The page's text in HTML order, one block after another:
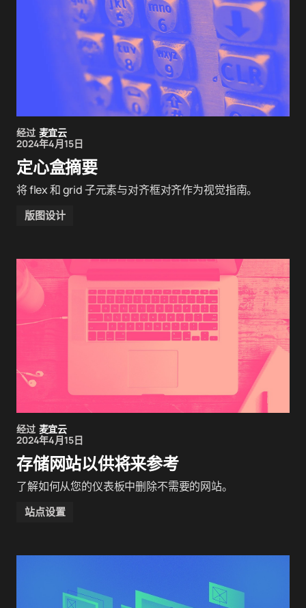
经过 麦宜云
2024年4月15日
定心盒摘要
将 flex 和 grid 子元素与对齐框对齐作为视觉指南。
版图设计
经过 麦宜云
2024年4月15日
存储网站以供将来参考
了解如何从您的仪表板中删除不需要的网站。
站点设置